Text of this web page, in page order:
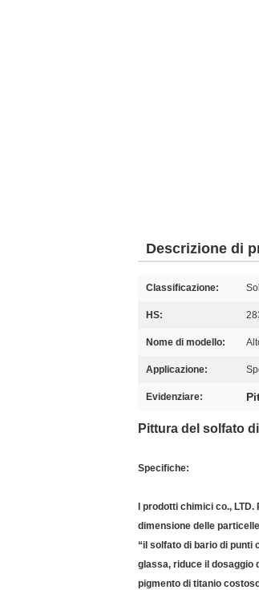
Descrizione di
Classificazione:
HS:
Nome di modello:
Applicazione:
Evidenziare:
Pittura del solfato
Specifiche:
I prodotti chimici co.,
dimensione delle
“il solfato di bario di punti
glassa, riduce il dosaggio
pigmento di titanio